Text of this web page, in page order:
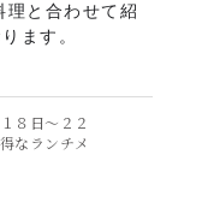
理と合わせて紹
ます。
８日～２２
なランチメ